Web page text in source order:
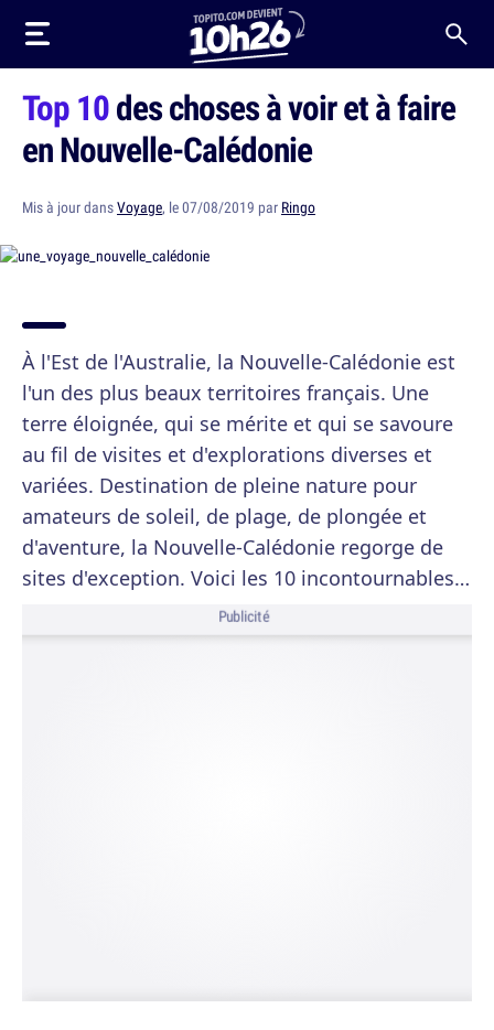
Top 10des choses à voir et à faire
en Nouvelle-Calédonie
Mis à jour dansVoyage, le 07/08/2019 par Ringo
À l'Est de l'Australie, la Nouvelle-Calédonie est
l'un des plus beaux territoires français. Une
terre éloignée, qui se mérite et qui se savoure
au fil de visites et d'explorations diverses et
variées. Destination de pleine nature pour
amateurs de soleil, de plage, de plongée et
d'aventure, la Nouvelle-Calédonie regorge de
sites d'exception. Voici les 10 incontournables…
Publicité